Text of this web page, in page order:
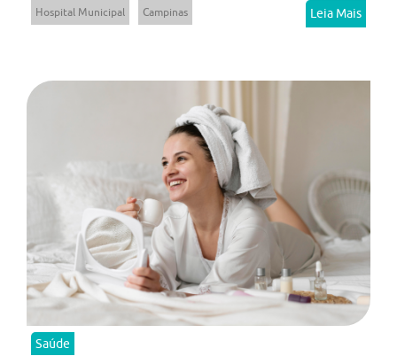
Hospital Municipal
Campinas Leia Mais
Saúde